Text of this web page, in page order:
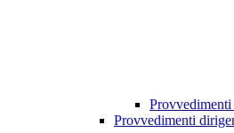
Provvedimenti